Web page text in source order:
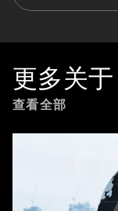
更多关于
查看全部